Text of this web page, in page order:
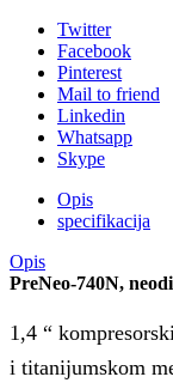
Twitter
Facebook
Pinterest
Mail to friend
Linkedin
Whatsapp
Skype
Opis
specifikacija
Opis
PreNeo-740N,
1,4 “
i titanijumskom